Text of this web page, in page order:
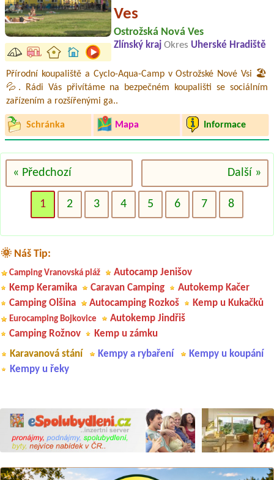
Ves
Ostrožská Nová Ves
Zlínský kraj Okres Uherské Hradiště
Přírodní koupaliště a Cyclo-Aqua-Camp v Ostrožské Nové Vsi 🏖️
💦. Rádi Vás přivítáme na bezpečném koupališti se sociálním
zařízením a rozšířenými ga..
Schránka Mapa Informace
« Předchozí Další »
1 2 3 4 5 6 7 8
🌞 Náš Tip:
Camping Vranovská pláž
Autocamp Jenišov
Kemp Keramika
Caravan Camping
Autokemp Kačer
Camping Olšina
Autocamping Rozkoš Kemp u Kukačků
Eurocamping Bojkovice
Autokemp Jindřiš
Camping Rožnov
Kemp u zámku
Karavanová stání
Kempy a rybaření
Kempy u koupání
Kempy u řeky